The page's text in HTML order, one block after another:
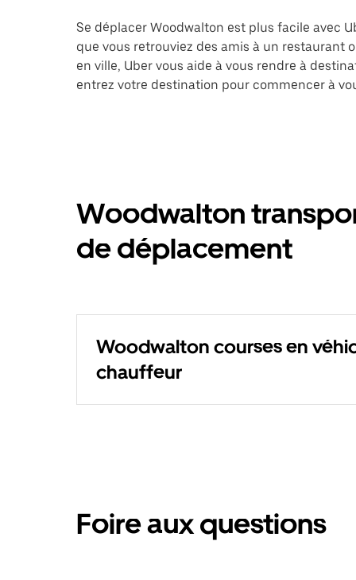
Se déplacer Woodwalton est plus facile avec
que vous retrouviez des amis à un restaurant
en ville, Uber vous aide à vous rendre à
entrez votre destination pour commencer à
Woodwalton
de déplacement
Woodwalton courses en
chauffeur
Foire aux questions